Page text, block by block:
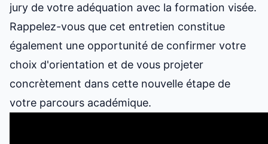
jury de votre adéquation avec la formation visée.
Rappelez-vous que cet entretien constitue
également une opportunité de confirmer votre
choix d'orientation et de vous projeter
concrètement dans cette nouvelle étape de
votre parcours académique.